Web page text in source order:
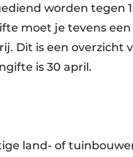
worden tegen
moet je tevens
Dit is een overzicht
is 30 april.
land- of